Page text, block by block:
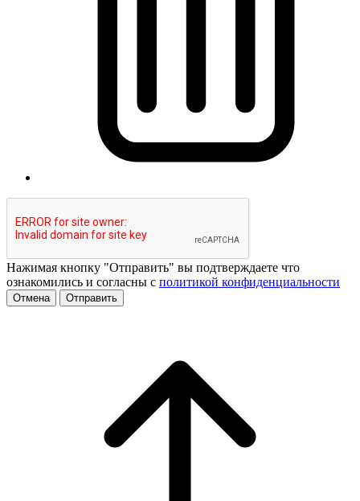
Нажимая кнопку "Отправить" вы подтверждаете что
ознакомились и согласны с политикой конфиденциальности
Отмена Отправить